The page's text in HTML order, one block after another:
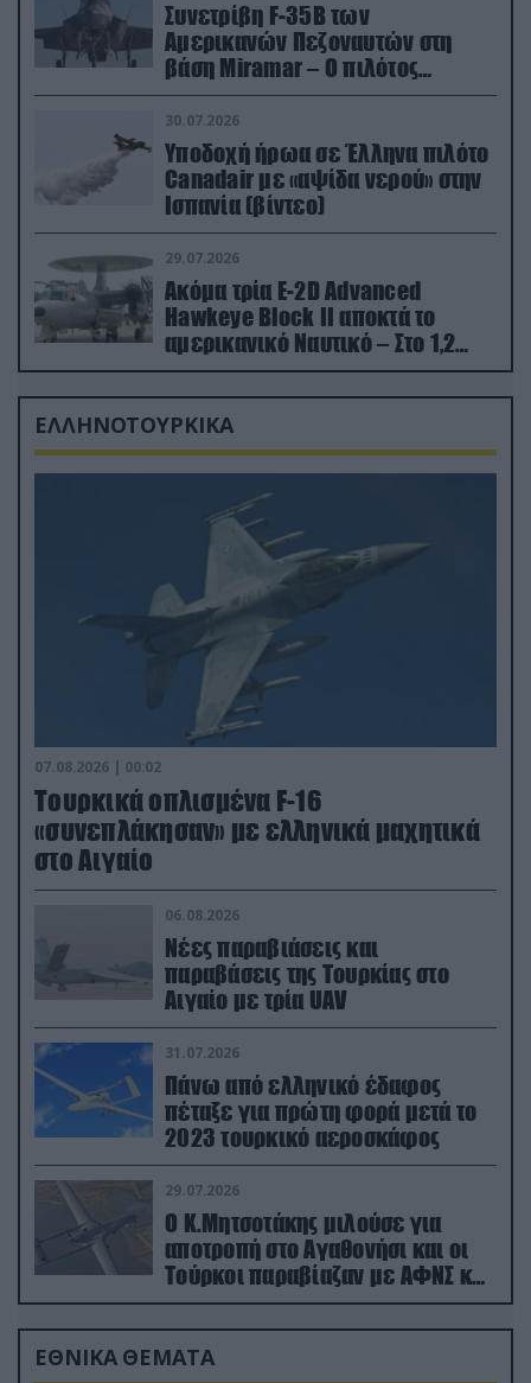
Συνετρίβη F-35B των
Αμερικανών Πεζοναυτών στη
βάση Miramar – Ο πιλότος
εκτινάχθηκε εγκαίρως
30.07.2026
Υποδοχή ήρωα σε Έλληνα πιλότο
Canadair με «αψίδα νερού» στην
Ισπανία (βίντεο)
29.07.2026
Ακόμα τρία E-2D Advanced
Hawkeye Block II αποκτά το
αμερικανικό Ναυτικό – Στο 1,2
δισ.δολάρια το κόστος
ΕΛΛΗΝΟΤΟΥΡΚΙΚΑ
07.08.2026 | 00:02
Τουρκικά οπλισμένα F-16
«συνεπλάκησαν» με ελληνικά μαχητικά
στο Αιγαίο
06.08.2026
Νέες παραβιάσεις και
παραβάσεις της Τουρκίας στο
Αιγαίο με τρία UAV
31.07.2026
Πάνω από ελληνικό έδαφος
πέταξε για πρώτη φορά μετά το
2023 τουρκικό αεροσκάφος
29.07.2026
Ο Κ.Μητσοτάκης μιλούσε για
αποτροπή στο Αγαθονήσι και οι
Τούρκοι παραβίαζαν με ΑΦΝΣ και
drone
ΕΘΝΙΚΑ ΘΕΜΑΤΑ